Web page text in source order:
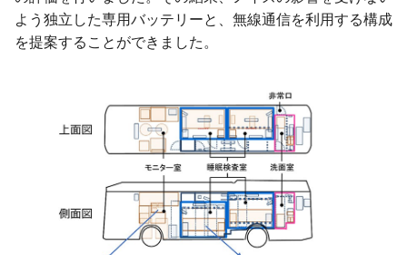
よう独立した専用バッテリーと、無線通信を利用する構成
を提案することができました。